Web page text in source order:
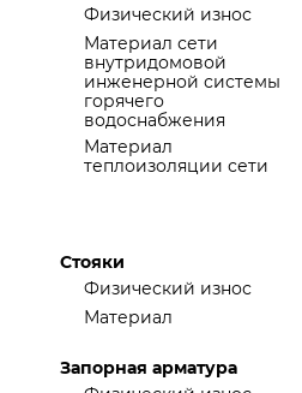
Физический износ
Материал сети
внутридомовой
инженерной системы
горячего
водоснабжения
Материал
теплоизоляции сети
Стояки
Физический износ
Материал
Запорная арматура